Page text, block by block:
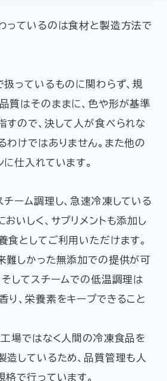
っているのは食材と製造方法で
扱っているものに関わらず、規
質はそのままに、色や形が基準
すので、決して人が食べられな
わけではありません。また他の
仕入れています。
チーム調理し、急速冷凍している
いしく、サプリメントも添加し
食としてご利用いただけます。
難しかった無添加での提供が可
そしてスチームでの低温調理は
り、栄養素をキープできること
工場ではなく人間の冷凍食品を
造しているため、品質管理も人
で行っています。